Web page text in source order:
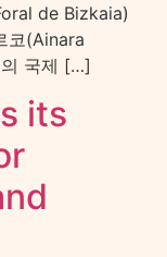
de Bizkaia)
코(Ainara
의 국제 […]
its